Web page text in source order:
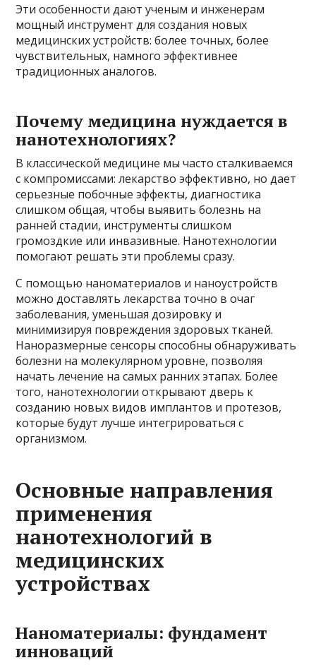
Эти особенности дают ученым и инженерам
мощный инструмент для создания новых
медицинских устройств: более точных, более
чувствительных, намного эффективнее
традиционных аналогов.
Почему медицина нуждается в
нанотехнологиях?
В классической медицине мы часто сталкиваемся
с компромиссами: лекарство эффективно, но дает
серьезные побочные эффекты, диагностика
слишком общая, чтобы выявить болезнь на
ранней стадии, инструменты слишком
громоздкие или инвазивные. Нанотехнологии
помогают решать эти проблемы сразу.
С помощью наноматериалов и наноустройств
можно доставлять лекарства точно в очаг
заболевания, уменьшая дозировку и
минимизируя повреждения здоровых тканей.
Наноразмерные сенсоры способны обнаруживать
болезни на молекулярном уровне, позволяя
начать лечение на самых ранних этапах. Более
того, нанотехнологии открывают дверь к
созданию новых видов имплантов и протезов,
которые будут лучше интегрироваться с
организмом.
Основные направления
применения
нанотехнологий в
медицинских
устройствах
Наноматериалы: фундамент
инноваций